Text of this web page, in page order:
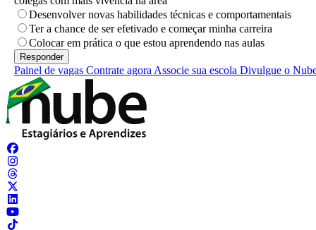
Desenvolver novas habilidades técnicas e comportamentais
Ter a chance de ser efetivado e começar minha carreira
Colocar em prática o que estou aprendendo nas aulas
Painel de vagas Contrate agora Associe sua escola Divulgue o